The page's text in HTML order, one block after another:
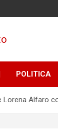
POLITICA
Lorena Alfaro